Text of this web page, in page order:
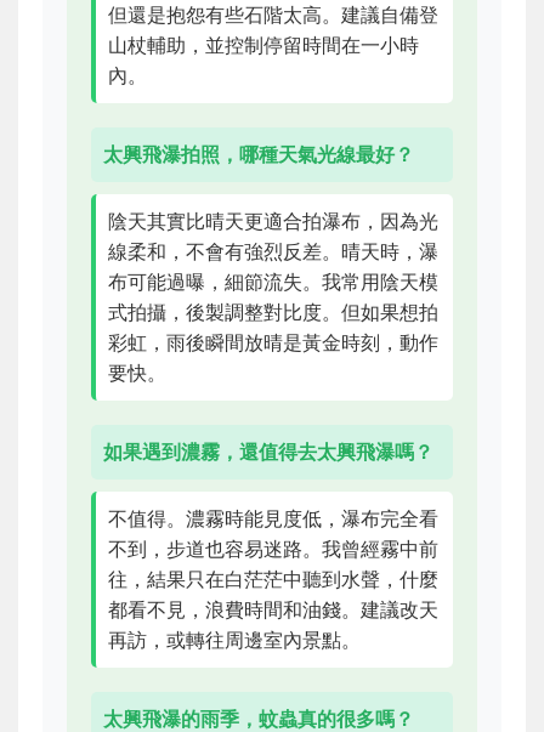
但還是抱怨有些石階太高。建議自備登
山杖輔助，並控制停留時間在一小時
內。
太興飛瀑拍照，哪種天氣光線最好？
陰天其實比晴天更適合拍瀑布，因為光
線柔和，不會有強烈反差。晴天時，瀑
布可能過曝，細節流失。我常用陰天模
式拍攝，後製調整對比度。但如果想拍
彩虹，雨後瞬間放晴是黃金時刻，動作
要快。
如果遇到濃霧，還值得去太興飛瀑嗎？
不值得。濃霧時能見度低，瀑布完全看
不到，步道也容易迷路。我曾經霧中前
往，結果只在白茫茫中聽到水聲，什麼
都看不見，浪費時間和油錢。建議改天
再訪，或轉往周邊室內景點。
太興飛瀑的雨季，蚊蟲真的很多嗎？